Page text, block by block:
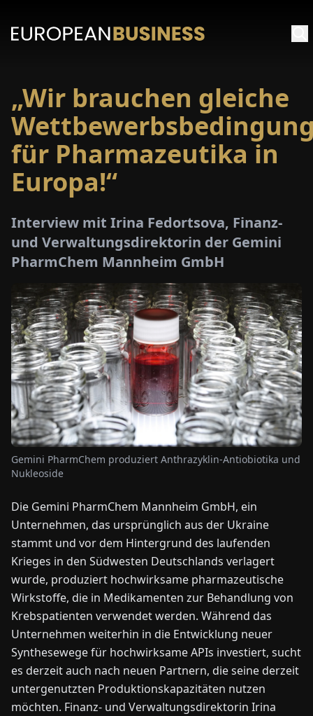
NEWS
ÜBER
UNS
ENDEFRESITNLPLHU
ZU
UNS
„Wir brauchen gleiche
für Pharmazeutika in
Europa!“
Interview mit Irina Fedortsova, Finanz-
und Verwaltungsdirektorin der Gemini
PharmChem Mannheim GmbH
Gemini PharmChem produziert Anthrazyklin-Antiobiotika und
Nukleoside
Die Gemini PharmChem Mannheim GmbH, ein
Unternehmen, das ursprünglich aus der Ukraine
stammt und vor dem Hintergrund des laufenden
Krieges in den Südwesten Deutschlands verlagert
wurde, produziert hochwirksame pharmazeutische
Wirkstoffe, die in Medikamenten zur Behandlung von
Krebspatienten verwendet werden. Während das
Unternehmen weiterhin in die Entwicklung neuer
Synthesewege für hochwirksame APIs investiert, sucht
es derzeit auch nach neuen Partnern, die seine derzeit
untergenutzten Produktionskapazitäten nutzen
möchten. Finanz- und Verwaltungsdirektorin Irina